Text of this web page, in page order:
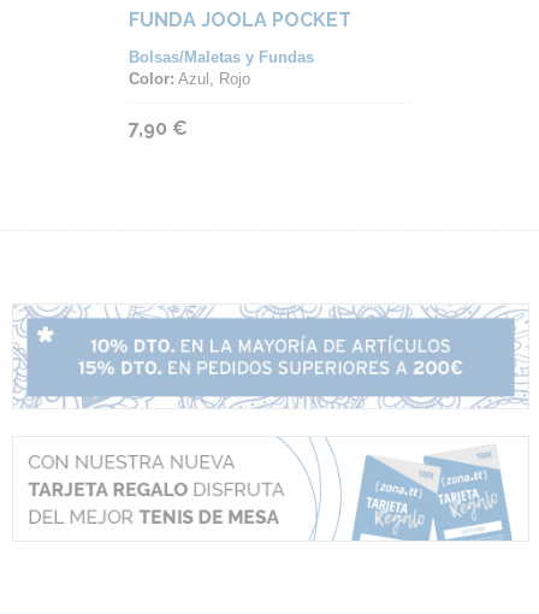
FUNDA JOOLA POCKET
Bolsas/Maletas y Fundas
Color: Azul, Rojo
7,90 €